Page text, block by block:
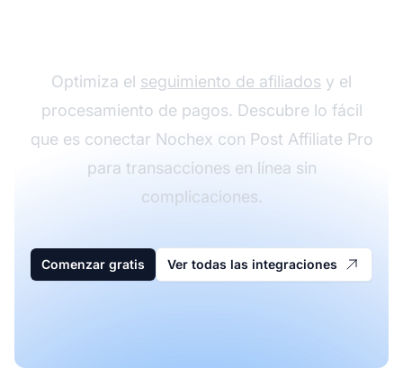
Optimiza el seguimiento de afiliados y el
procesamiento de pagos. Descubre lo fácil
que es conectar Nochex con Post Affiliate Pro
para transacciones en línea sin
complicaciones.
Comenzar gratis Ver todas las integraciones